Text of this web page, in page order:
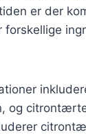
er der
og